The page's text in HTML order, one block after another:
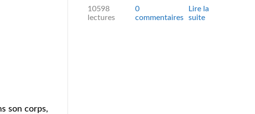
son corps,
10598
lectures
0
commentaires
Lire la
suite